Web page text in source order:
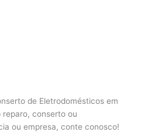
de Eletrodomésticos em
reparo, conserto ou
ou empresa, conte conosco!